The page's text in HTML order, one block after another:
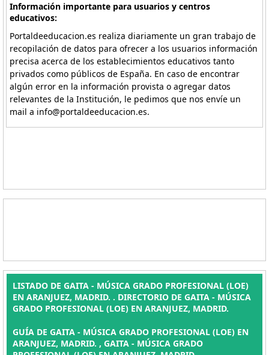
Información importante para usuarios y centros
educativos:
Portaldeeducacion.es realiza diariamente un gran trabajo de
recopilación de datos para ofrecer a los usuarios información
precisa acerca de los establecimientos educativos tanto
privados como públicos de España. En caso de encontrar
algún error en la información provista o agregar datos
relevantes de la Institución, le pedimos que nos envíe un
mail a info@portaldeeducacion.es.
LISTADO DE GAITA - MÚSICA GRADO PROFESIONAL (LOE)
EN ARANJUEZ, MADRID. . DIRECTORIO DE GAITA - MÚSICA
GRADO PROFESIONAL (LOE) EN ARANJUEZ, MADRID.
GUÍA DE GAITA - MÚSICA GRADO PROFESIONAL (LOE) EN
ARANJUEZ, MADRID. , GAITA - MÚSICA GRADO